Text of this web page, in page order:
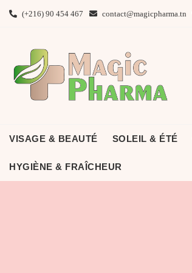
(+216) 90 454 467 contact@magicpharma.tn
VISAGE & BEAUTÉ SOLEIL & ÉTÉ
HYGIÈNE & FRAÎCHEUR